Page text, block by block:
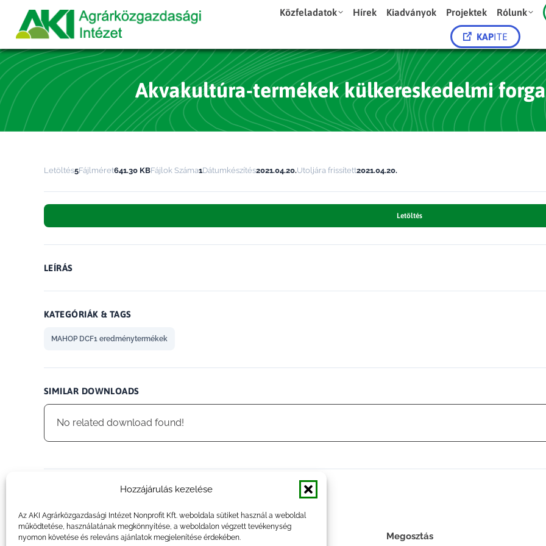
Hozzájárulás kezelése
Az AKI Agrárközgazdasági Intézet Nonprofit Kft. weboldala sütiket használ a weboldal
működtetése, használatának megkönnyítése, a weboldalon végzett tevékenység
nyomon követése és releváns ajánlatok megjelenítése érdekében.
Közfeladatok Hírek Kiadványok Projektek Rólunk
KAPITE
Akvakultúra-termékek külkereskedelmi
Letöltés5Fájlméret641.30 KBFájlok Száma1Dátumkészítés2021.04.20.Utoljára frissített2021.04.20.
Letöltés
LEÍRÁS
KATEGÓRIÁK & TAGS
MAHOP DCF1 eredménytermékek
SIMILAR DOWNLOADS
No related download found!
Megosztás